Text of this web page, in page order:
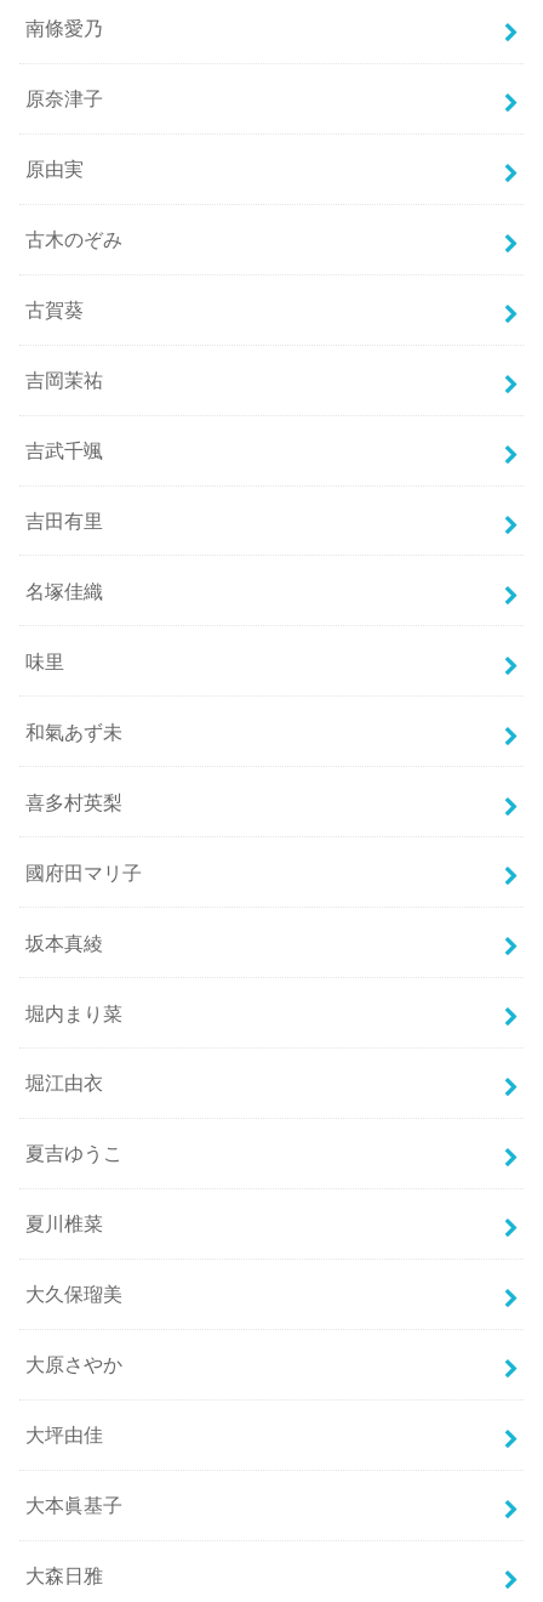
南條愛乃
原奈津子
原由実
古木のぞみ
古賀葵
吉岡茉祐
吉武千颯
吉田有里
名塚佳織
味里
和氣あず未
喜多村英梨
國府田マリ子
坂本真綾
堀内まり菜
堀江由衣
夏吉ゆうこ
夏川椎菜
大久保瑠美
大原さやか
大坪由佳
大本眞基子
大森日雅